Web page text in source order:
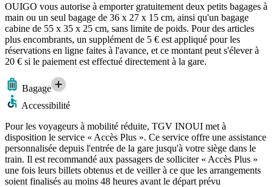
OUIGO vous autorise à emporter gratuitement deux petits bagages à
main ou un seul bagage de 36 x 27 x 15 cm, ainsi qu'un bagage
cabine de 55 x 35 x 25 cm, sans limite de poids. Pour des articles
plus encombrants, un supplément de 5 € est appliqué pour les
réservations en ligne faites à l'avance, et ce montant peut s'élever à
20 € si le paiement est effectué directement à la gare.
Bagage
Accessibilité
Pour les voyageurs à mobilité réduite, TGV INOUI met à
disposition le service « Accès Plus ». Ce service offre une assistance
personnalisée depuis l'entrée de la gare jusqu'à votre siège dans le
train. Il est recommandé aux passagers de solliciter « Accès Plus »
une fois leurs billets obtenus et de veiller à ce que les arrangements
soient finalisés au moins 48 heures avant le départ prévu